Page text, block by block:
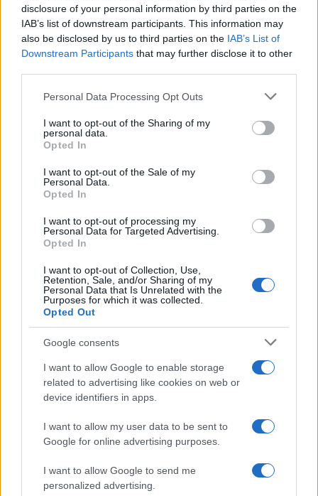
disclosure of your personal information by third parties on the
IAB’s list of downstream participants. This information may
also be disclosed by us to third parties on the IAB’s List of
Downstream Participants that may further disclose it to other
Please note that this website/app uses one or more Google
not limited to your visit or usage behaviour. You may click to
grant or deny consent to Google and its third-party tags to
use your data for below specified purposes in below Google
consent section.
Personal Data Processing Opt Outs
I want to opt-out of the Sharing of my
personal data.
Opted In
I want to opt-out of the Sale of my
Personal Data.
Opted In
I want to opt-out of processing my
Personal Data for Targeted Advertising.
Opted In
I want to opt-out of Collection, Use,
Retention, Sale, and/or Sharing of my
Personal Data that Is Unrelated with the
Purposes for which it was collected.
Opted Out
Google consents
I want to allow Google to enable storage
related to advertising like cookies on web or
device identifiers in apps.
I want to allow my user data to be sent to
Google for online advertising purposes.
I want to allow Google to send me
personalized advertising.
Continua a leggere
B2B NEWS